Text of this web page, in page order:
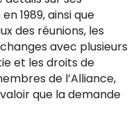
1989, ainsi que
des réunions, les
avec plusieurs
et les droits de
de l’Alliance,
que la demande